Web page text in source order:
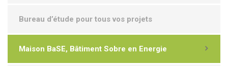
Bureau d’étude pour tous vos projets
Maison BaSE, Bâtiment Sobre en Energie